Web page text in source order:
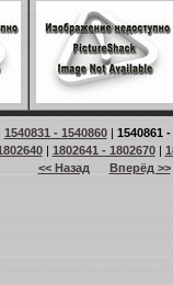
1540831 - 1540860| 1540861
| 1802641 - 1802670|
<< Назад
Вперёд >>